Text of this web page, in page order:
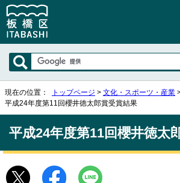
現在の位置： トップページ > 文化・スポーツ・産業
平成24年度第11回櫻井徳太郎賞受賞結果
平成24年度第11回櫻井徳太